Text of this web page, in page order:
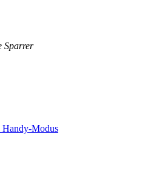
Sparrer
Handy-Modus